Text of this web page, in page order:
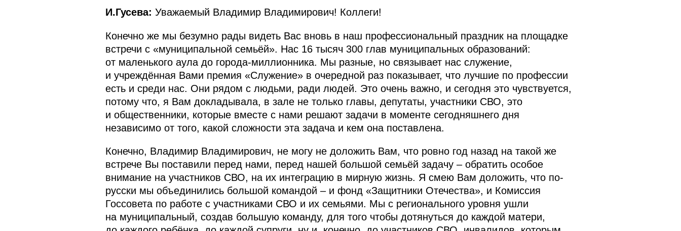
И.Гусева: Уважаемый Владимир Владимирович! Коллеги!
Конечно же мы безумно рады видеть Вас вновь в наш профессиональный праздник на площадке
встречи с «муниципальной семьёй». Нас 16 тысяч 300 глав муниципальных образований:
от маленького аула до города-миллионника. Мы разные, но связывает нас служение,
и учреждённая Вами премия «Служение» в очередной раз показывает, что лучшие по профессии
есть и среди нас. Они рядом с людьми, ради людей. Это очень важно, и сегодня это чувствуется,
потому что, я Вам докладывала, в зале не только главы, депутаты, участники СВО, это
и общественники, которые вместе с нами решают задачи в моменте сегодняшнего дня
независимо от того, какой сложности эта задача и кем она поставлена.
Конечно, Владимир Владимирович, не могу не доложить Вам, что ровно год назад на такой же
встрече Вы поставили перед нами, перед нашей большой семьёй задачу – обратить особое
внимание на участников СВО, на их интеграцию в мирную жизнь. Я смею Вам доложить, что по-
русски мы объединились большой командой – и фонд «Защитники Отечества», и Комиссия
Госсовета по работе с участниками СВО и их семьями. Мы с регионального уровня ушли
на муниципальный, создав большую команду, для того чтобы дотянуться до каждой матери,